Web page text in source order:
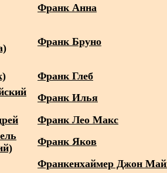
Франк Анна
Франк Бруно
Франк Глеб
Франк Илья
Франк Лео Макс
Франк Яков
Франкенхаймер Джон